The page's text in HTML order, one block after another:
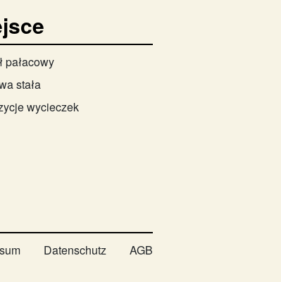
pałacowy
stała
wycieczek
Datenschutz AGB